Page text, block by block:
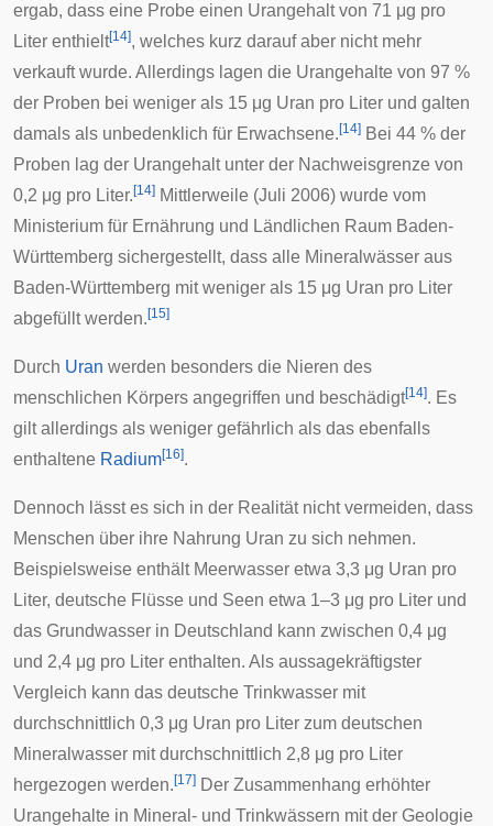
ergab, dass eine Probe einen Urangehalt von 71 μg pro
Liter enthielt[14], welches kurz darauf aber nicht mehr
verkauft wurde. Allerdings lagen die Urangehalte von 97 %
der Proben bei weniger als 15 μg Uran pro Liter und galten
damals als unbedenklich für Erwachsene. [14] Bei 44 % der
Proben lag der Urangehalt unter der Nachweisgrenze von
0,2 μg pro Liter. [14] Mittlerweile (Juli 2006) wurde vom
Ministerium für Ernährung und Ländlichen Raum Baden-
Württemberg sichergestellt, dass alle Mineralwässer aus
Baden-Württemberg mit weniger als 15 μg Uran pro Liter
abgefüllt werden. [15]
Durch Uran werden besonders die Nieren des
menschlichen Körpers angegriffen und beschädigt[14]. Es
gilt allerdings als weniger gefährlich als das ebenfalls
enthaltene Radium[16].
Dennoch lässt es sich in der Realität nicht vermeiden, dass
Menschen über ihre Nahrung Uran zu sich nehmen.
Beispielsweise enthält Meerwasser etwa 3,3 μg Uran pro
Liter, deutsche Flüsse und Seen etwa 1–3 μg pro Liter und
das Grundwasser in Deutschland kann zwischen 0,4 μg
und 2,4 μg pro Liter enthalten. Als aussagekräftigster
Vergleich kann das deutsche Trinkwasser mit
durchschnittlich 0,3 μg Uran pro Liter zum deutschen
Mineralwasser mit durchschnittlich 2,8 μg pro Liter
hergezogen werden. [17] Der Zusammenhang erhöhter
Urangehalte in Mineral- und Trinkwässern mit der Geologie